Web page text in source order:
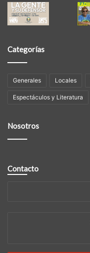
Categorías
Generales Locales
Espectáculos y Literatura
Nosotros
Contacto